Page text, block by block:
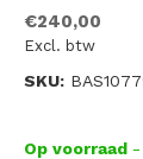
€240,00
Excl. btw
SKU:
Op voorraad -